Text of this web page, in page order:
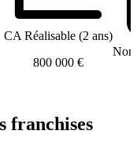
CA Réalisable (2 ans)
800 000 €
franchises